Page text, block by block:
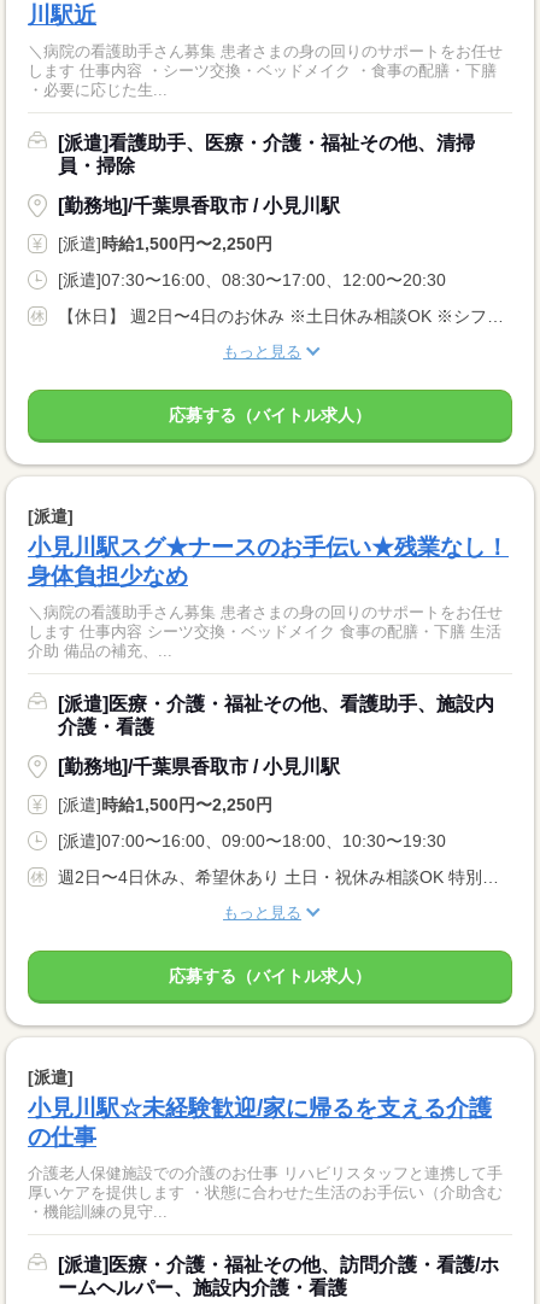
川駅近
＼病院の看護助手さん募集 患者さまの身の回りのサポートをお任せ
します 仕事内容 ・シーツ交換・ベッドメイク ・食事の配膳・下膳
・必要に応じた生...
[派遣]看護助手、医療・介護・福祉その他、清掃
員・掃除
[勤務地]/千葉県香取市 / 小見川駅
[派遣]時給1,500円〜2,250円
[派遣]07:30〜16:00、08:30〜17:00、12:00〜20:30
もっと見る
応募する（バイトル求人）
[派遣]
小見川駅スグ★ナースのお手伝い★残業なし！
身体負担少なめ
＼病院の看護助手さん募集 患者さまの身の回りのサポートをお任せ
します 仕事内容 シーツ交換・ベッドメイク 食事の配膳・下膳 生活
介助 備品の補充、...
[派遣]医療・介護・福祉その他、看護助手、施設内
介護・看護
[勤務地]/千葉県香取市 / 小見川駅
[派遣]時給1,500円〜2,250円
[派遣]07:00〜16:00、09:00〜18:00、10:30〜19:30
もっと見る
応募する（バイトル求人）
[派遣]
小見川駅☆未経験歓迎/家に帰るを支える介護
の仕事
介護老人保健施設での介護のお仕事 リハビリスタッフと連携して手
厚いケアを提供します ・状態に合わせた生活のお手伝い（介助含む
・機能訓練の見守...
[派遣]医療・介護・福祉その他、訪問介護・看護/ホ
ームヘルパー、施設内介護・看護